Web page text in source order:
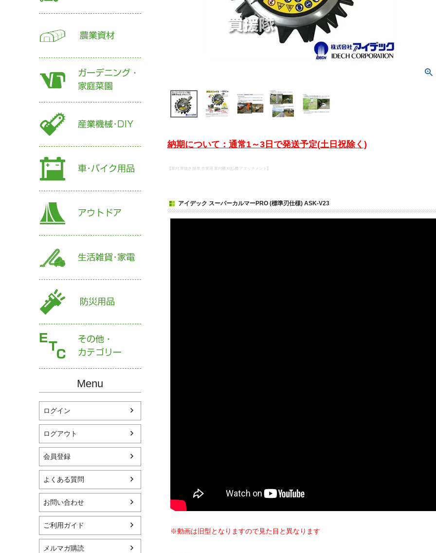
Menu
ログイン
ログアウト
会員登録
よくある質問
お問い合わせ
ご利用ガイド
メルマガ購読
納期について：通常1～3日で発送予定(土日祝除く)
【草刈 草抜き 除草 作業用 草刈機 刈払機 アタッチメント】
アイデック スーパーカルマーPRO (標準刃仕様) ASK-V23
※動画は旧型となりますので見た目と異なります